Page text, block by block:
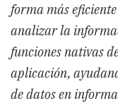
forma más
analizar la
funciones nativas
aplicación,
de datos en